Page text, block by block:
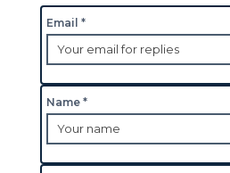
Email *
Name *